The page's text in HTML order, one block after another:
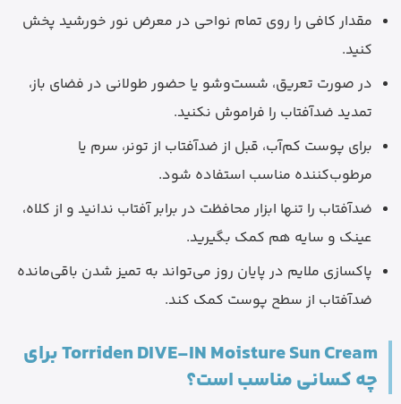
مقدار کافی را روی تمام نواحی در معرض نور خورشید پخش
کنید.
در صورت تعریق، شست‌وشو یا حضور طولانی در فضای باز،
تمدید ضدآفتاب را فراموش نکنید.
برای پوست کم‌آب، قبل از ضدآفتاب از تونر، سرم یا
مرطوب‌کننده مناسب استفاده شود.
ضدآفتاب را تنها ابزار محافظت در برابر آفتاب ندانید و از کلاه،
عینک و سایه هم کمک بگیرید.
پاکسازی ملایم در پایان روز می‌تواند به تمیز شدن باقی‌مانده
ضدآفتاب از سطح پوست کمک کند.
Torriden DIVE-IN Moisture Sun Cream برای
چه کسانی مناسب است؟